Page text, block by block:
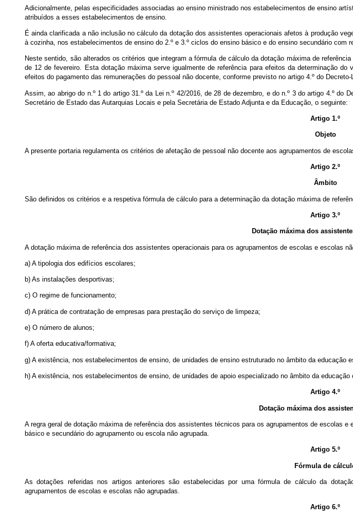
Adicionalmente, pelas especificidades associadas ao ensino ministrado nos estabelecimentos de ensino
atribuídos a esses estabelecimentos de ensino.
É ainda clarificada a não inclusão no cálculo da dotação dos assistentes operacionais afetos à produção
à cozinha, nos estabelecimentos de ensino do 2.º e 3.º ciclos do ensino básico e do ensino secundário com
Neste sentido, são alterados os critérios que integram a fórmula de cálculo da dotação máxima de
de 12 de fevereiro. Esta dotação máxima serve igualmente de referência para efeitos da determinação
efeitos do pagamento das remunerações do pessoal não docente, conforme previsto no artigo 4.º do
Assim, ao abrigo do n.º 1 do artigo 31.º da Lei n.º 42/2016, de 28 de dezembro, e do n.º 3 do artigo 4.º do
Secretário de Estado das Autarquias Locais e pela Secretária de Estado Adjunta e da Educação, o seguinte:
Artigo 1.º
Objeto
A presente portaria regulamenta os critérios de afetação de pessoal não docente aos agrupamentos de
Artigo 2.º
Âmbito
São definidos os critérios e a respetiva fórmula de cálculo para a determinação da dotação máxima de
Artigo 3.º
Dotação máxima dos
A dotação máxima de referência dos assistentes operacionais para os agrupamentos de escolas e escolas
a) A tipologia dos edifícios escolares;
b) As instalações desportivas;
c) O regime de funcionamento;
d) A prática de contratação de empresas para prestação do serviço de limpeza;
e) O número de alunos;
f) A oferta educativa/formativa;
g) A existência, nos estabelecimentos de ensino, de unidades de ensino estruturado no âmbito da educação
h) A existência, nos estabelecimentos de ensino, de unidades de apoio especializado no âmbito da educação
Artigo 4.º
Dotação máxima dos
A regra geral de dotação máxima de referência dos assistentes técnicos para os agrupamentos de escolas
básico e secundário do agrupamento ou escola não agrupada.
Artigo 5.º
Fórmula de
As dotações referidas nos artigos anteriores são estabelecidas por uma fórmula de cálculo da
agrupamentos de escolas e escolas não agrupadas.
Artigo 6.º